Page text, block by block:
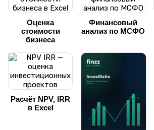
Оценка
стоимости
бизнеса
Финансовый
анализ по МСФО
Расчёт NPV, IRR
в Excel